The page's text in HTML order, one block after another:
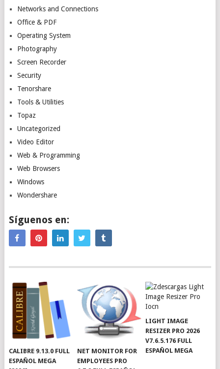
Networks and Connections
Office & PDF
Operating System
Photography
Screen Recorder
Security
Tenorshare
Tools & Utilities
Topaz
Uncategorized
Video Editor
Web & Programming
Web Browsers
Windows
Wondershare
Síguenos en:
CALIBRE 9.13.0 FULL
ESPAÑOL MEGA
NET MONITOR FOR
EMPLOYEES PRO
LIGHT IMAGE
RESIZER PRO 2026
V7.6.5.176 FULL
ESPAÑOL MEGA